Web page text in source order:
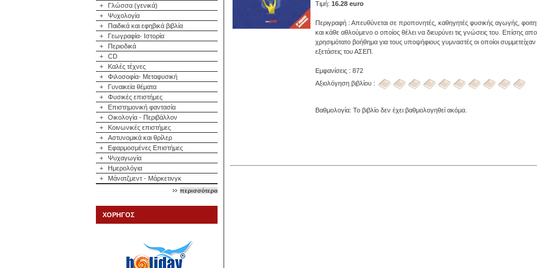
+
Γλώσσα (γενικά)
+
Ψυχολογία
+
Παιδικά και εφηβικά βιβλία
+
Γεωγραφία- Ιστορία
+
Περιοδικά
+
CD
+
Καλές τέχνες
+
Φιλοσοφία- Μεταφυσική
+
Γυναικεία θέματα
+
Φυσικές επιστήμες
+
Επιστημονική φαντασία
+
Οικολογία - Περιβάλλον
+
Κοινωνικές επιστήμες
+
Αστυνομικά και θρίλερ
+
Εφαρμοσμένες Επιστήμες
+
Ψυχαγωγία
+
Ημερολόγια
+
Μάνατζμεντ - Μάρκετινγκ
περισσότερα
ΧΟΡΗΓΟΣ
Τιμή: 16.28 euro
Περιγραφή : Απευθύνεται σε προπονητές, καθηγητές φυσικής αγωγής,
και κάθε αθλούμενο ο οποίος θέλει να διευρύνει τις γνώσεις του. Επίσης
χρησιμότατο βοήθημα για τους υποψήφιους γυμναστές οι οποίοι συμμετείχαν
εξετάσεις του ΑΣΕΠ.
Εμφανίσεις : 872
Αξιολόγηση βιβλίου :
Βαθμολογία: Το βιβλίο δεν έχει βαθμολογηθεί ακόμα.